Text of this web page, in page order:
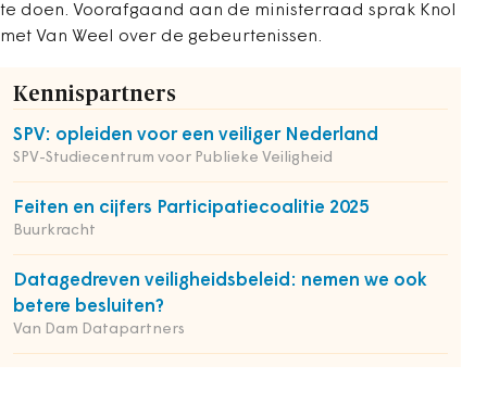
te doen. Voorafgaand aan de ministerraad sprak Knol
met Van Weel over de gebeurtenissen.
Kennispartners
SPV: opleiden voor een veiliger Nederland
SPV-Studiecentrum voor Publieke Veiligheid
Feiten en cijfers Participatiecoalitie 2025
Buurkracht
Datagedreven veiligheidsbeleid: nemen we ook
betere besluiten?
Van Dam Datapartners